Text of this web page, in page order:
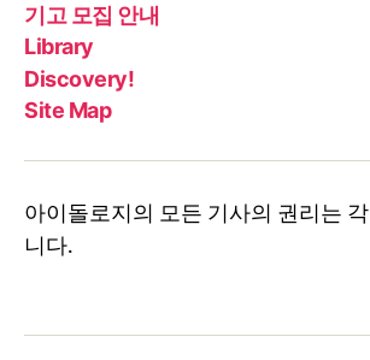
기고 모집 안내
Library
Discovery!
Site Map
아이돌로지의 모든 기사의 권리는 각
니다.